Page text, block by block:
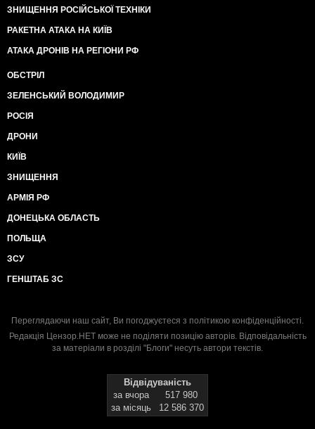
ЗНИЩЕННЯ РОСІЙСЬКОЇ ТЕХНІКИ
РАКЕТНА АТАКА НА КИЇВ
АТАКА ДРОНІВ НА РЕГІОНИ РФ
ОБСТРІЛ
ЗЕЛЕНСЬКИЙ ВОЛОДИМИР
РОСІЯ
ДРОНИ
КИЇВ
ЗНИЩЕННЯ
АРМІЯ РФ
ДОНЕЦЬКА ОБЛАСТЬ
ПОЛЬЩА
ЗСУ
ГЕНШТАБ ЗС
Переглядаючи наш сайт, Ви погоджуєтеся з політикою конфіденційності.
Редакція Цензор.НЕТ може не поділяти позицію авторів. Відповідальність
за матеріали в розділі "Блоги" несуть автори текстів.
Відвідуваність
за вчора
517 980
за місяць
12 586 370